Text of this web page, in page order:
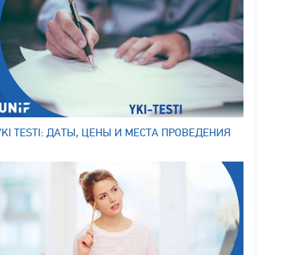
TESTI: ДАТЫ, ЦЕНЫ И МЕСТА ПРОВЕДЕНИЯ